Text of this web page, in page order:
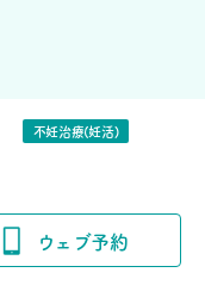
不妊治療(妊活)
ウェブ予約